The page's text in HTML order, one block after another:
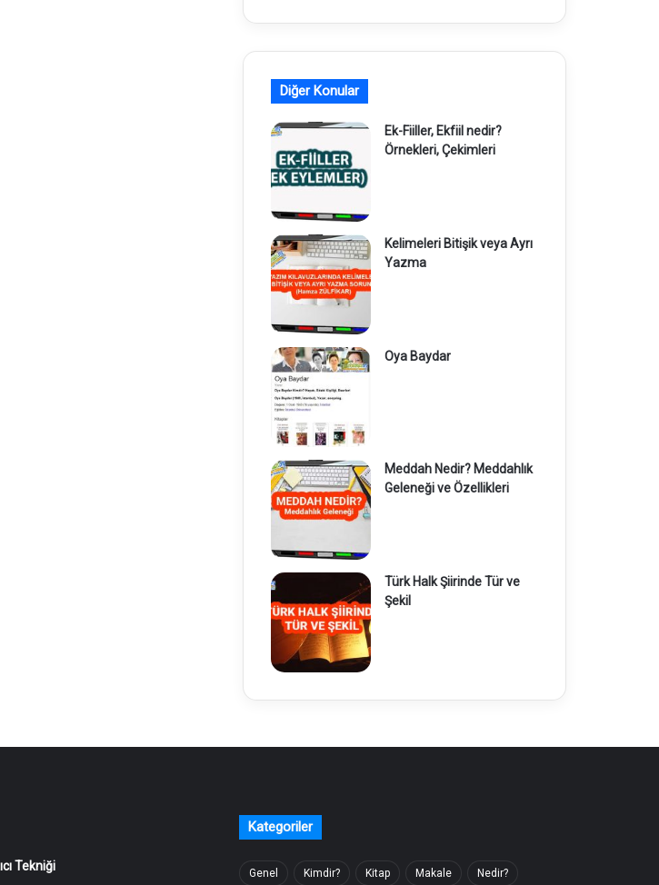
Diğer Konular
Ek-Fiiller, Ekfiil nedir?
Örnekleri, Çekimleri
Kelimeleri Bitişik veya Ayrı
Yazma
Oya Baydar
Meddah Nedir? Meddahlık
Geleneği ve Özellikleri
Türk Halk Şiirinde Tür ve
Şekil
Tekniği
Kategoriler
Genel Kimdir? Kitap Makale Nedir?